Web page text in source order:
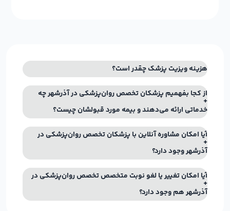
هزینه ویزیت پزشک چقدر است؟
از کجا بفهمیم پزشکان تخصص روان‌پزشکی در آذرشهر چه
خدماتی ارائه می‌دهند و بیمه مورد قبولشان چیست؟
آیا امکان مشاوره آنلاین با پزشکان تخصص روان‌پزشکی در
آذرشهر وجود دارد؟
آیا امکان تغییر یا لغو نوبت متخصص تخصص روان‌پزشکی در
آذرشهر هم وجود دارد؟